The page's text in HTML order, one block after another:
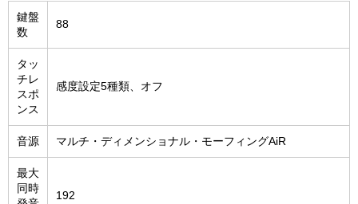
鍵盤
数
88
タッ
チレ
スポ
ンス
感度設定5種類、オフ
音源 マルチ・ディメンショナル・モーフィングAiR
最大
同時
192